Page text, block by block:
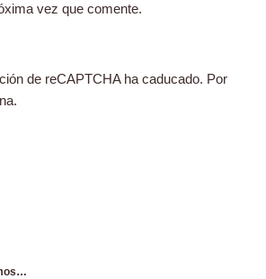
vez que comente.
de reCAPTCHA ha caducado. Por